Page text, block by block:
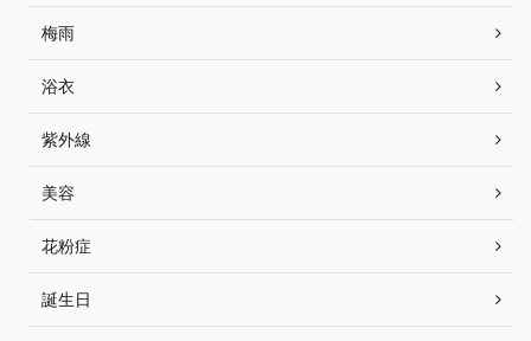
梅雨
浴衣
紫外線
美容
花粉症
誕生日